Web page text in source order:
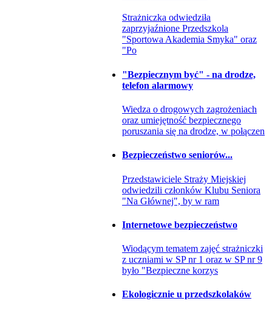
Strażniczka odwiedziła
zaprzyjaźnione Przedszkola
"Sportowa Akademia Smyka" oraz
"Po
"Bezpiecznym być" - na drodze,
telefon alarmowy
Wiedza o drogowych zagrożeniach
oraz umiejętność bezpiecznego
poruszania się na drodze, w połączen
Bezpieczeństwo seniorów...
Przedstawiciele Straży Miejskiej
odwiedzili członków Klubu Seniora
"Na Głównej", by w ram
Internetowe bezpieczeństwo
Wiodącym tematem zajęć strażniczki
z uczniami w SP nr 1 oraz w SP nr 9
było "Bezpieczne korzys
Ekologicznie u przedszkolaków